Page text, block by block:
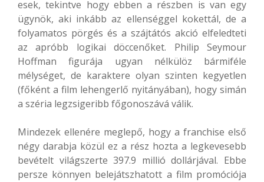
esek, tekintve hogy ebben a részben is van egy
ügynök, aki inkább az ellenséggel kokettál, de a
folyamatos pörgés és a szájtátós akció elfeledteti
az apróbb logikai döccenőket. Philip Seymour
Hoffman figurája ugyan nélkülöz bármiféle
mélységet, de karaktere olyan szinten kegyetlen
(főként a film lehengerlő nyitányában), hogy simán
a széria legzsigeribb főgonoszává válik.
Mindezek ellenére meglepő, hogy a franchise első
négy darabja közül ez a rész hozta a legkevesebb
bevételt világszerte 397.9 millió dollárjával. Ebbe
persze könnyen belejátszhatott a film promóciója